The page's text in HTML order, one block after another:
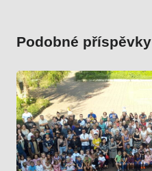
Podobné příspěvky